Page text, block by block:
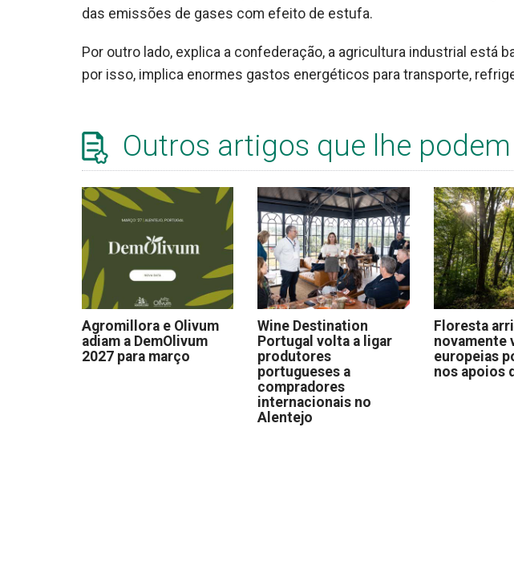
das emissões de gases com efeito de estufa.
Por outro lado, explica a confederação, a agricultura industrial está
por isso, implica enormes gastos energéticos para transporte,
Outros artigos que lhe
Agromillora e Olivum
adiam a DemOlivum
2027 para março
Wine Destination
Portugal volta a ligar
produtores
portugueses a
compradores
internacionais no
Alentejo
Floresta
novamente
europeias
nos apoios